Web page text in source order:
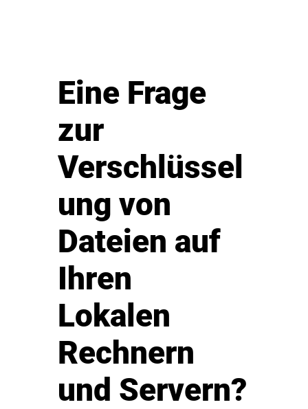
Eine Frage
zur
Verschlüssel
ung von
Dateien auf
Ihren
Lokalen
Rechnern
und Servern?